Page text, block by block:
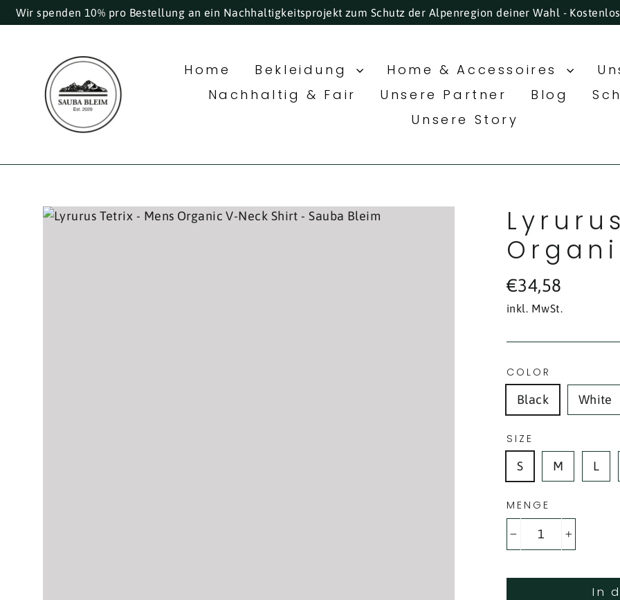
Direkt
zum
Wir spenden 10% pro Bestellung an ein Nachhaltigkeitsprojekt zum Schutz der Alpenregion deiner Wahl -
Home Bekleidung Home & Accessoires
Nachhaltig & Fair
Unsere Partner Blog
Unsere Story
Normaler
Preis
€34,58
inkl. MwSt.
COLOR
Black White
SIZE
S M L
MENGE
In